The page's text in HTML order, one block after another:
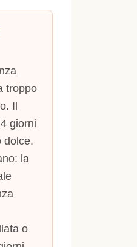
troppo
Il
giorni
dolce.
la
o